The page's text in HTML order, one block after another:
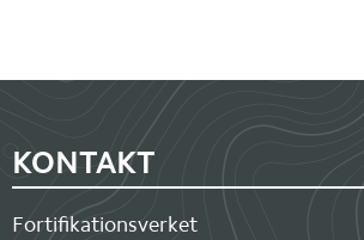
Sidfot
KONTAKT
Fortifikationsverket